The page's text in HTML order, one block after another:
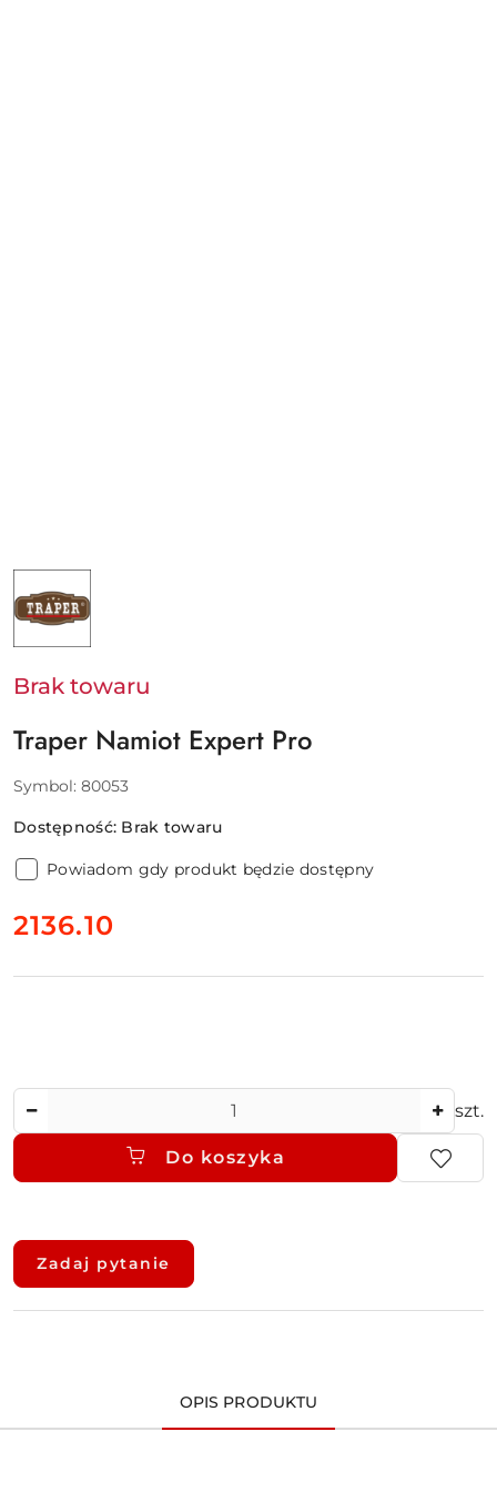
NAZWA
PRODUCENTA:
TRAPER
Brak towaru
Traper Namiot Expert Pro
Symbol: 80053
Dostępność: Brak towaru
Powiadom gdy produkt będzie dostępny
cena:
2136.10
szt.
Do koszyka
Dostępność
dostawa
Zadaj pytanie
OPIS PRODUKTU